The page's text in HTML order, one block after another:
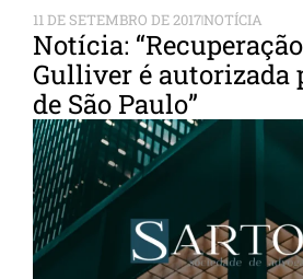
11 DE SETEMBRO DE 2017NOTÍCIA
Notícia:
Gulliver é autorizada
de São Paulo”